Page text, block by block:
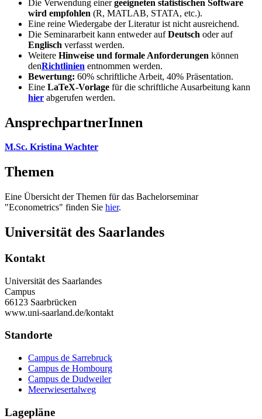
Die Verwendung einergeeigneten statistischen Software
wird empfohlen (R, MATLAB, STATA, etc.).
Eine reine Wiedergabe der Literatur ist nicht ausreichend.
Die Seminararbeit kann entweder aufDeutsch oder auf
Englisch verfasst werden.
Weitere Hinweise und formale Anforderungen können
denRichtlinien entnommen werden.
Bewertung: 60% schriftliche Arbeit, 40% Präsentation.
Eine LaTeX-Vorlage für die schriftliche Ausarbeitung kann
hier abgerufen werden.
AnsprechpartnerInnen
M.Sc. Kristina Wachter
Themen
Eine Übersicht der Themen für das Bachelorseminar
"Econometrics" finden Sie hier.
Universität des Saarlandes
Kontakt
Universität des Saarlandes
Campus
66123 Saarbrücken
www.uni-saarland.de/kontakt
Standorte
Campus de Sarrebruck
Campus de Hombourg
Campus de Dudweiler
Meerwiesertalweg
Lagepläne